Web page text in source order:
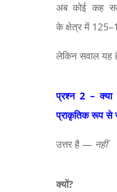
अब कोई कह
केक्षेत्र में
लेकिन सवाल यह
प्रश्न 2 – क्या
प्राकृतिक रूप से
उत्तर है — नहीं
क्यों?